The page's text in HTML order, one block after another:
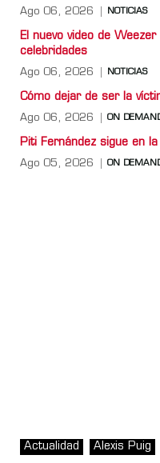
Ago 06, 2026 NOTICIAS
El nuevo video de
celebridades
Ago 06, 2026 NOTICIAS
Cómo dejar de ser la
Ago 06, 2026 ON
Piti Fernández sigue en
Ago 05, 2026 ON
Actualidad Alexis Puig